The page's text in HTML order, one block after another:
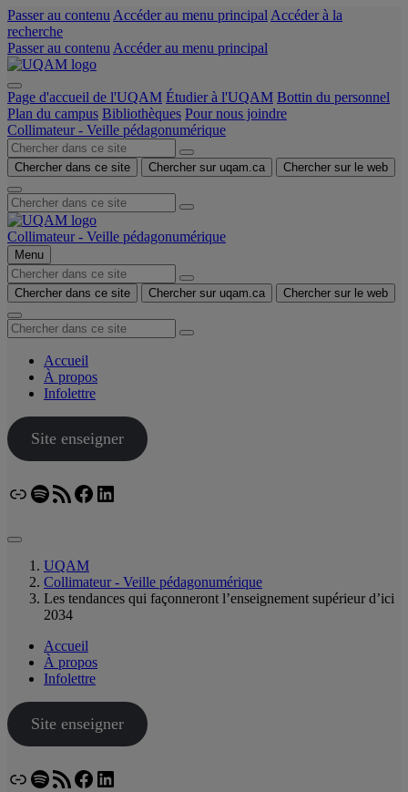
Passer au contenu Accéder au menu principal Accéder à la
recherche
Passer au contenu Accéder au menu principal
Page d'accueil de l'UQAM Étudier à l'UQAM Bottin du personnel
Plan du campus Bibliothèques Pour nous joindre
Collimateur - Veille pédagonumérique
Chercher dans ce site Chercher sur uqam.ca Chercher sur le web
Collimateur - Veille pédagonumérique
Menu
Chercher dans ce site Chercher sur uqam.ca Chercher sur le web
Accueil
À propos
Infolettre
Site enseigner
LienSpotify
Flux RSSFacebook
LinkedIn
UQAM
Collimateur - Veille pédagonumérique
Les tendances qui façonneront l’enseignement supérieur d’ici
2034
Accueil
À propos
Infolettre
Site enseigner
LienSpotify
Flux RSSFacebook
LinkedIn